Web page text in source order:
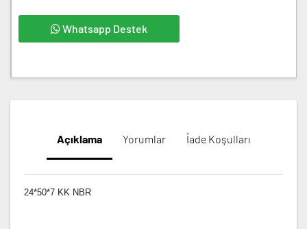
Whatsapp Destek
Açıklama Yorumlar İade Koşulları
24*50*7 KK NBR